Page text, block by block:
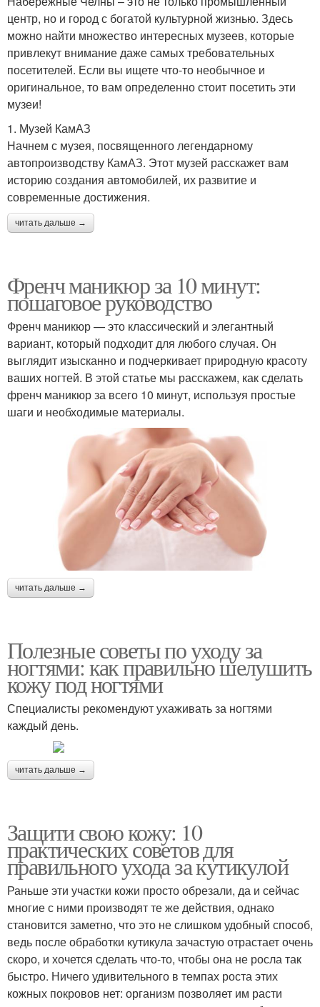
центр, но и город с богатой культурной жизнью. Здесь
можно найти множество интересных музеев, которые
привлекут внимание даже самых требовательных
посетителей. Если вы ищете что-то необычное и
оригинальное, то вам определенно стоит посетить эти
музеи!
1. Музей КамАЗ
Начнем с музея, посвященного легендарному
автопроизводству КамАЗ. Этот музей расскажет вам
историю создания автомобилей, их развитие и
современные достижения.
читать дальше →
Френч маникюр за 10 минут:
пошаговое руководство
Френч маникюр — это классический и элегантный
вариант, который подходит для любого случая. Он
выглядит изысканно и подчеркивает природную красоту
ваших ногтей. В этой статье мы расскажем, как сделать
френч маникюр за всего 10 минут, используя простые
шаги и необходимые материалы.
читать дальше →
Полезные советы по уходу за
ногтями: как правильно шелушить
кожу под ногтями
Специалисты рекомендуют ухаживать за ногтями
каждый день.
читать дальше →
Защити свою кожу: 10
практических советов для
правильного ухода за кутикулой
Раньше эти участки кожи просто обрезали, да и сейчас
многие с ними производят те же действия, однако
становится заметно, что это не слишком удобный способ,
ведь после обработки кутикула зачастую отрастает очень
скоро, и хочется сделать что-то, чтобы она не росла так
быстро. Ничего удивительного в темпах роста этих
кожных покровов нет: организм позволяет им расти